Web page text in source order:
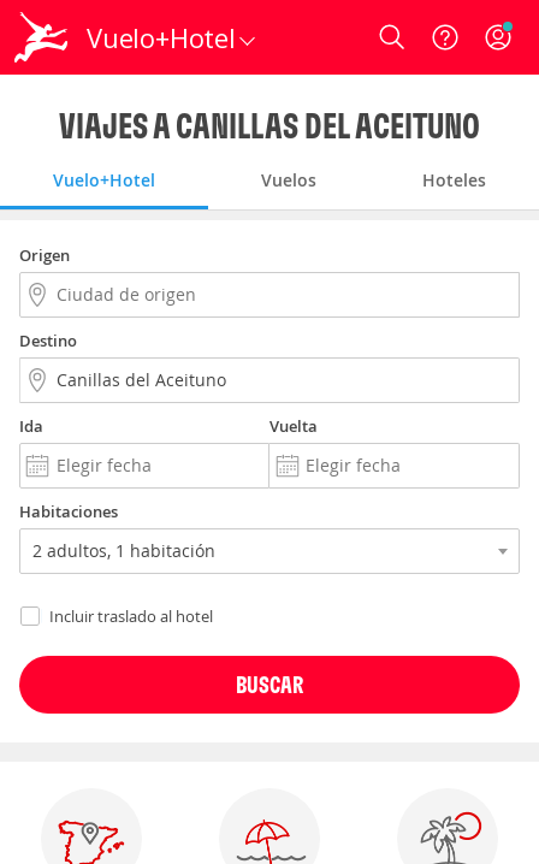
Vuelo+Hotel Login
VIAJES A CANILLAS DEL ACEITUNO
Vuelo+Hotel Vuelos Hoteles
Origen
Destino
Ida Vuelta
Habitaciones
Incluir traslado al hotel